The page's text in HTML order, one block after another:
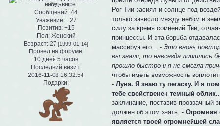
Сообщений: 44
Уважение: +27
Позитив: +15
Пол:Женский
Возраст: 27 [1999-01-14]
Провел на форуме:
10 дней 5 часов
Последний визит:
2016-11-08 16:32:54
Подарки:
Рог Тии засиял и солнце под
только зависло между небом и
силу за время сомнений Тии,
принцессы. И эта борьба
массируя его... -Это вновь
вы знали, то навсегда лишились
прошло быстро и я не смогла
чтобы иметь возможность
-Луна. Я знаю ту пегаску. И я
тебе свойственен темный
заклинание, поставив прозрачный
должен об этом знать. -Огромная
является твоей огромнейшей